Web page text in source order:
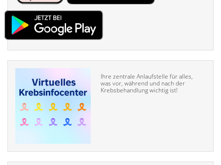
Ihre zentrale Anlaufstelle für alles,
was vor, während und nach der
Krebsbehandlung wichtig ist!